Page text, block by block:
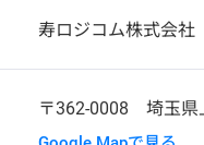
寿ロジコム株式会社
〒362-0008 埼玉県